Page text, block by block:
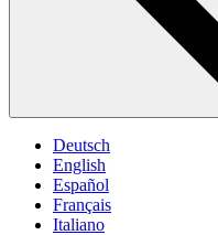
Deutsch
English
Español
Français
Italiano